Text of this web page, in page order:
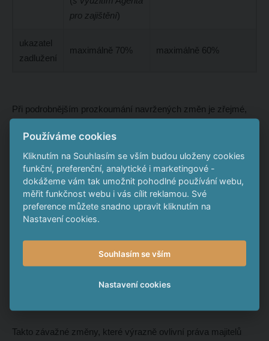
pro zajištění)
ukazatel
zadlužení
maximálně 70% maximálně 60%
Při podrobnějším prozkoumání navržených změn je zřejmé,
Například:
snížil úroky,
ale úrok zafixoval, prodloužil jeho splatnost a vzdal se
možnosti odkupu dluhopisů
zrušil zajištění majetkem,
Může emitent provést změny
jednostranně?
Takto závažné změny, které výrazně ovlivní práva majitelů
Používáme cookies
Kliknutím na Souhlasím se vším budou uloženy cookies
funkční, preferenční, analytické i marketingové -
dokážeme vám tak umožnit pohodlné používání webu,
měřit funkčnost webu i vás cílit reklamou. Své
preference můžete snadno upravit kliknutím na
Nastavení cookies.
Souhlasím se vším
Nastavení cookies